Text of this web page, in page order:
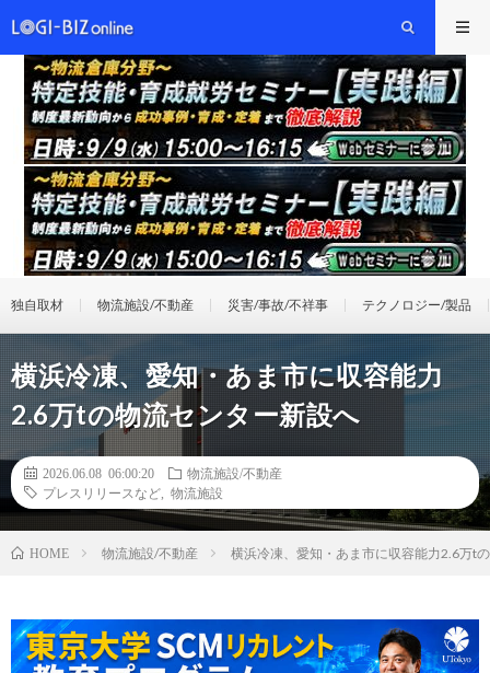
独自取材 物流施設/不動産 災害/事故/不祥事 テクノロジー/製品
横浜冷凍、愛知・あま市に収容能力
2.6万tの物流センター新設へ
2026.06.08 06:00:20
物流施設/不動産
プレスリリースなど
物流施設
HOME 物流施設/不動産 横浜冷凍、愛知・あま市に収容能力2.6万t